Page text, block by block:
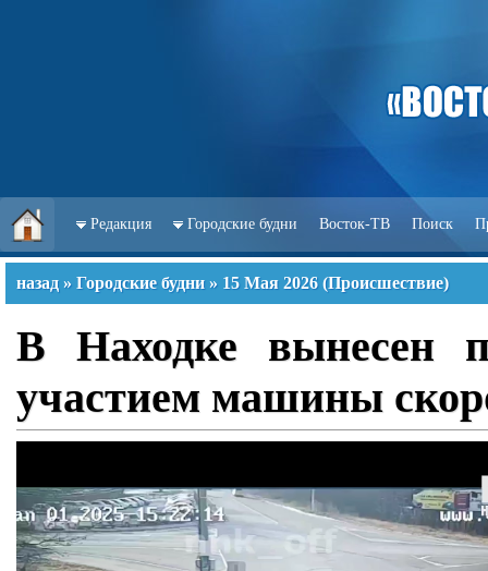
Редакция Городские будни Восток-ТВ Поиск
назад » Городские будни » 15 Мая 2026 (Происшествие)
В Находке вынесен
участием машины